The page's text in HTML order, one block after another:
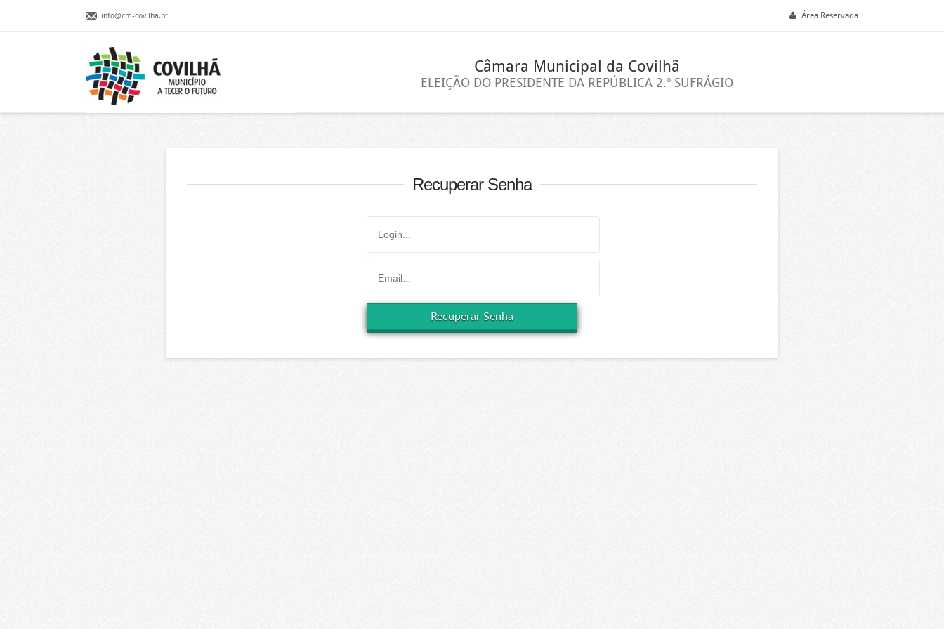
info@cm-covilha.pt Área Reservada
Câmara Municipal da Covilhã
ELEIÇÃO DO PRESIDENTE DA REPÚBLICA 2.º SUFRÁGIO
Recuperar Senha